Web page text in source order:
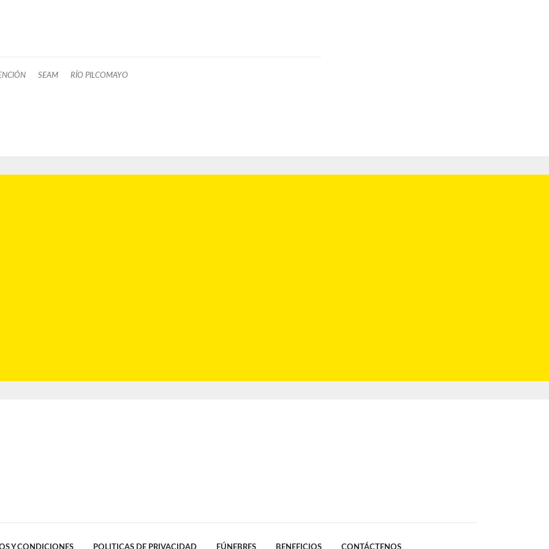
SEAM RÍO PILCOMAYO
Y CONDICIONES POLITICAS DE PRIVACIDAD FÚNEBRES BENEFICIOS CONTÁCTENOS